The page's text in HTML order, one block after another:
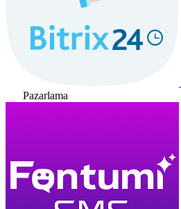
Pazarlama